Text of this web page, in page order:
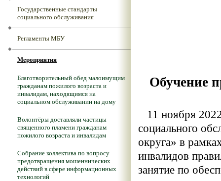
Государственные стандарты
социального обслуживания
Регламенты МБУ
Мероприятия
Благотворительный обед малоимущим
гражданам пожилого возраста и
инвалидам, находящимся на
социальном обслуживании на дому
Волонтёры доставляли частицы
священного пламени гражданам
пожилого возраста и инвалидам
Собрание коллектива по вопросу
предотвращения мошеннических
действий в сфере информационных
технологий
Обучение
11 ноября
социального
округа» в
инвалидов
занятие по